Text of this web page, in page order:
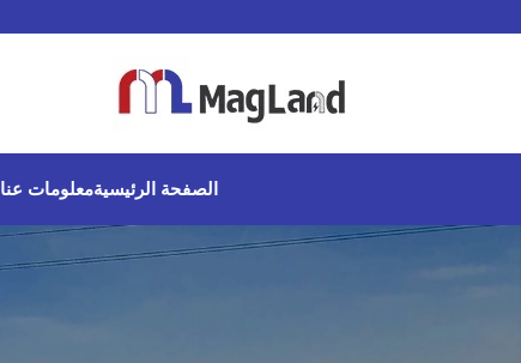
الصفحة الرئيسيةمعلومات عنا